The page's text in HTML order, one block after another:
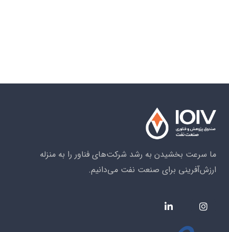
ما سرعت بخشیدن به رشد شرکت‌های فناور را به منزله
ارزش‌آفرینی برای صنعت نفت می‌دانیم.